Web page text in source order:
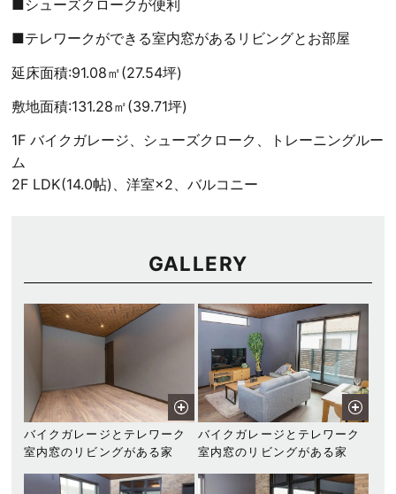
■シューズクロークが便利
■テレワークができる室内窓があるリビングとお部屋
延床面積:91.08㎡(27.54坪)
敷地面積:131.28㎡(39.71坪)
1F バイクガレージ、シューズクローク、トレーニングルー
ム
2F LDK(14.0帖)、洋室×2、バルコニー
GALLERY
バイクガレージとテレワーク
室内窓のリビングがある家
バイクガレージとテレワーク
室内窓のリビングがある家